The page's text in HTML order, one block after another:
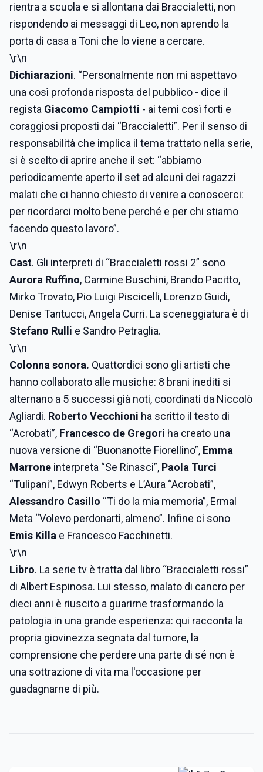
rientra a scuola e si allontana dai Braccialetti, non
rispondendo ai messaggi di Leo, non aprendo la
porta di casa a Toni che lo viene a cercare.
\r\n
Dichiarazioni. “Personalmente non mi aspettavo
una così profonda risposta del pubblico - dice il
regista Giacomo Campiotti - ai temi così forti e
coraggiosi proposti dai “Braccialetti”. Per il senso di
responsabilità che implica il tema trattato nella serie,
si è scelto di aprire anche il set: “abbiamo
periodicamente aperto il set ad alcuni dei ragazzi
malati che ci hanno chiesto di venire a conoscerci:
per ricordarci molto bene perché e per chi stiamo
facendo questo lavoro”.
\r\n
Cast. Gli interpreti di “Braccialetti rossi 2” sono
Aurora Ruffino, Carmine Buschini, Brando Pacitto,
Mirko Trovato, Pio Luigi Piscicelli, Lorenzo Guidi,
Denise Tantucci, Angela Curri. La sceneggiatura è di
Stefano Rulli e Sandro Petraglia.
\r\n
Colonna sonora. Quattordici sono gli artisti che
hanno collaborato alle musiche: 8 brani inediti si
alternano a 5 successi già noti, coordinati da Niccolò
Agliardi. Roberto Vecchioni ha scritto il testo di
“Acrobati”, Francesco de Gregori ha creato una
nuova versione di “Buonanotte Fiorellino”, Emma
Marrone interpreta “Se Rinasci”, Paola Turci
“Tulipani”, Edwyn Roberts e L’Aura “Acrobati”,
Alessandro Casillo “Ti do la mia memoria”, Ermal
Meta “Volevo perdonarti, almeno”. Infine ci sono
Emis Killa e Francesco Facchinetti.
\r\n
Libro. La serie tv è tratta dal libro “Braccialetti rossi”
di Albert Espinosa. Lui stesso, malato di cancro per
dieci anni è riuscito a guarirne trasformando la
patologia in una grande esperienza: qui racconta la
propria giovinezza segnata dal tumore, la
comprensione che perdere una parte di sé non è
una sottrazione di vita ma l'occasione per
guadagnarne di più.